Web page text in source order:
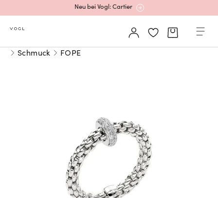
Neu bei Vogl: Cartier
Mehr erfahren: Ikonische Uhren von Cartier
Neu bei Vogl: Uhren von Grand Seiko
Neu bei Vogl: Cartier
Schmuck FOPE